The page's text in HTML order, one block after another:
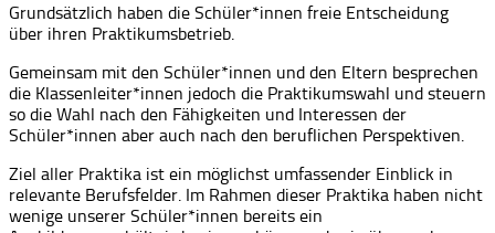
Grundsätzlich haben die Schüler*innen freie Entscheidung
über ihren Praktikumsbetrieb.
Gemeinsam mit den Schüler*innen und den Eltern besprechen
die Klassenleiter*innen jedoch die Praktikumswahl und steuern
so die Wahl nach den Fähigkeiten und Interessen der
Schüler*innen aber auch nach den beruflichen Perspektiven.
Ziel aller Praktika ist ein möglichst umfassender Einblick in
relevante Berufsfelder. Im Rahmen dieser Praktika haben nicht
wenige unserer Schüler*innen bereits ein